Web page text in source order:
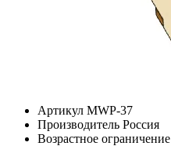
Артикул MWP-37
Производитель Россия
Возрастное ограничение